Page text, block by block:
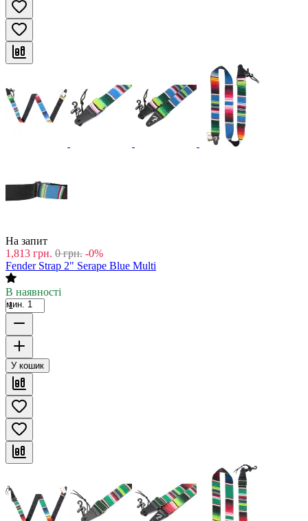
На запит
1,813 грн. 0 грн. -0%
Fender Strap 2" Serape Blue Multi
В наявності
мин. 1
У кошик